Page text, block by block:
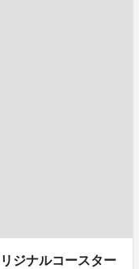
ジナルコースター